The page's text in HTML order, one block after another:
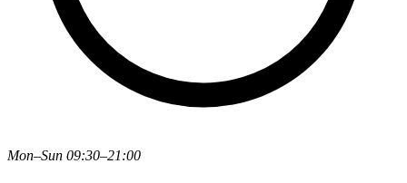
Mon–Sun 09:30–21:00